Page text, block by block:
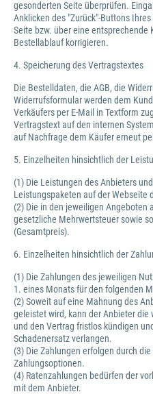
gesonderten Seite überprüfen.
Anklicken des "Zurück"-Buttons
Seite bzw. über eine
Bestellablauf korrigieren.
4. Speicherung des Vertragstextes
Die Bestelldaten, die AGB, die
Widerrufsformular werden dem
Verkäufers per E-Mail in Textform
Vertragstext auf den internen
auf Nachfrage dem Käufer erneut
5. Einzelheiten hinsichtlich der
(1) Die Leistungen des Anbieters
Leistungspaketen auf der Webseite
(2) Die in den jeweiligen Angeboten
gesetzliche Mehrwertsteuer sowie
(Gesamtpreis).
6. Einzelheiten hinsichtlich der
(1) Die Zahlungen des jeweiligen
1. eines Monats für den folgenden
(2) Soweit auf eine Mahnung des
geleistet wird, kann der Anbieter
und den Vertrag fristlos kündigen
Schadenersatz verlangen.
(3) Die Zahlungen erfolgen durch
Zahlungsoptionen.
(4) Ratenzahlungen bedürfen der
mit dem Anbieter.